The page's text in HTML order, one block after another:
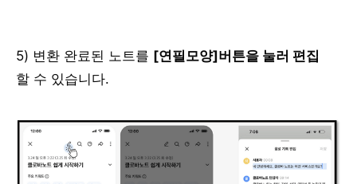
5) 변환 완료된 노트를 [연필모양]버튼을 눌러 편집
할 수 있습니다.